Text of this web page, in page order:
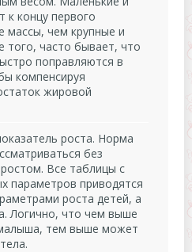
к концу первого
массы, чем крупные и
того, часто бывает, что
поправляются в
компенсируя
жировой
роста. Норма
без
Все таблицы с
параметров приводятся
роста детей, а
Логично, что чем выше
тем выше может